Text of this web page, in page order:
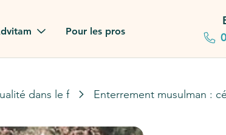
Pour les pros
dans le funéraireEnterrement musulman :